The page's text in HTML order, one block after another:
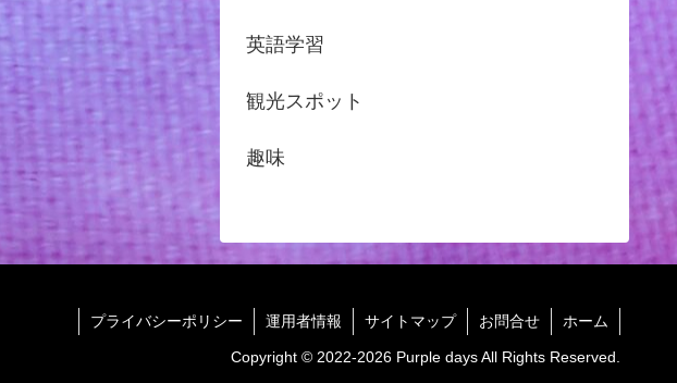
英語学習
観光スポット
趣味
プライバシーポリシー 運用者情報 サイトマップ お問合せ ホーム
Copyright © 2022-2026 Purple days All Rights Reserved.